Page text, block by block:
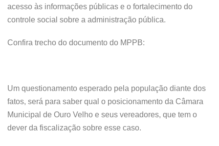
acesso às informações públicas e o fortalecimento do
controle social sobre a administração pública.
Confira trecho do documento do MPPB:
Um questionamento esperado pela população diante dos
fatos, será para saber qual o posicionamento da Câmara
Municipal de Ouro Velho e seus vereadores, que tem o
dever da fiscalização sobre esse caso.